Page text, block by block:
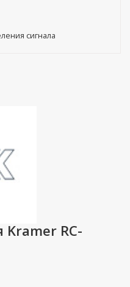
сигнала
RC-